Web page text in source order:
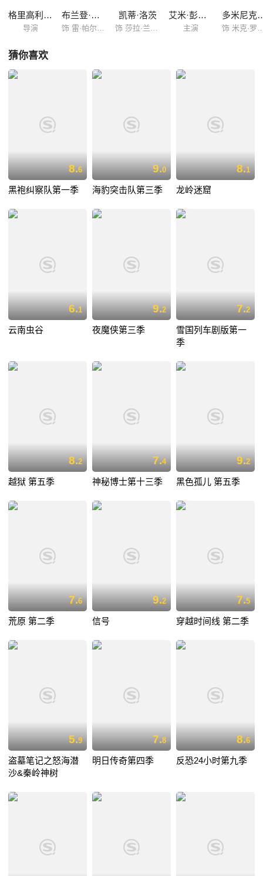
格里高利·史密斯
导演
布兰登·罗斯
饰 雷·帕尔默/原子侠
凯蒂·洛茨
饰 莎拉·兰斯/白金丝雀
艾米·彭伯顿
主演
多米尼
饰 米克·
猜你喜欢
8.6
黑袍纠察队第一季
9.0
海豹突击队第三季
8.1
龙岭迷窟
6.1
云南虫谷
9.2
夜魔侠第三季
7.2
雪国列车剧版第一
季
8.2
越狱 第五季
7.4
神秘博士第十三季
9.2
黑色孤儿 第五季
7.6
荒原 第二季
9.2
信号
7.5
穿越时间线 第二季
5.9
盗墓笔记之怒海潜
沙&秦岭神树
7.8
明日传奇第四季
8.6
反恐24小时第九季